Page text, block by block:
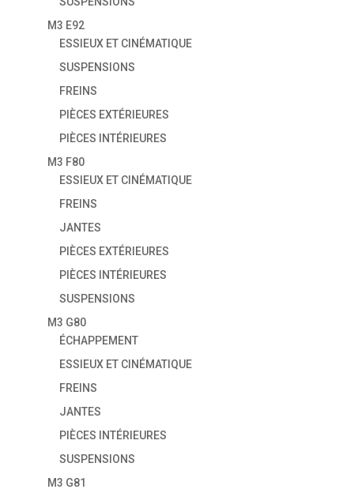
M3 E92
ESSIEUX ET CINÉMATIQUE
SUSPENSIONS
FREINS
PIÈCES EXTÉRIEURES
PIÈCES INTÉRIEURES
M3 F80
ESSIEUX ET CINÉMATIQUE
FREINS
JANTES
PIÈCES EXTÉRIEURES
PIÈCES INTÉRIEURES
SUSPENSIONS
M3 G80
ÉCHAPPEMENT
ESSIEUX ET CINÉMATIQUE
FREINS
JANTES
PIÈCES INTÉRIEURES
SUSPENSIONS
M3 G81